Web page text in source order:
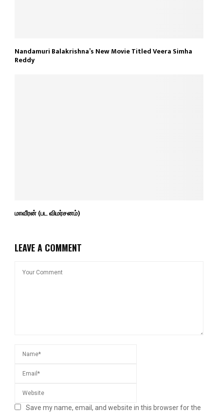
Nandamuri Balakrishna’s New Movie Titled Veera Simha
Reddy
மாவீரன் (பட விமர்சனம்)
LEAVE A COMMENT
Save my name, email, and website in this browser for the